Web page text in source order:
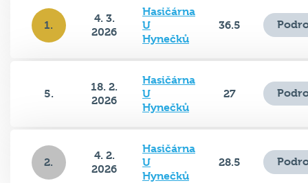
1.
4. 3.
2026
Hasičárna
U
Hynečků
36.5
5.
18. 2.
2026
Hasičárna
U
Hynečků
27
2.
4. 2.
2026
Hasičárna
U
Hynečků
28.5